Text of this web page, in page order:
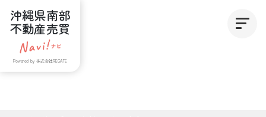
沖縄県南部
不動産売買
Powered by 株式会社REGATE